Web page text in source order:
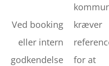
Ved booking
eller intern
godkendelse
kræver
for at